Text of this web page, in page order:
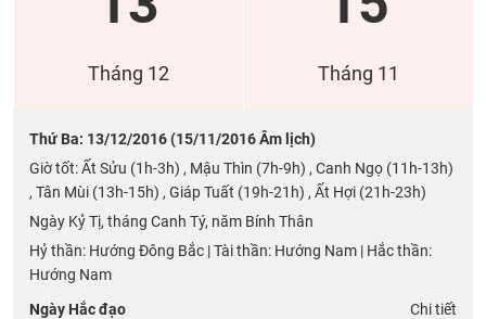
Tháng 12 Tháng 11
Thứ Ba: 13/12/2016 (15/11/2016 Âm lịch)
Giờ tốt: Ất Sửu (1h-3h) , Mậu Thìn (7h-9h) , Canh Ngọ (11h-13h)
, Tân Mùi (13h-15h) , Giáp Tuất (19h-21h) , Ất Hợi (21h-23h)
Ngày Kỷ Tị, tháng Canh Tý, năm Bính Thân
Hỷ thần: Hướng Đông Bắc | Tài thần: Hướng Nam | Hắc thần:
Hướng Nam
Ngày Hắc đạo
Chi tiết